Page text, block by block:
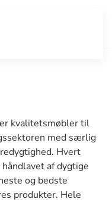
kvalitetsmøbler til
med særlig
Hvert
af dygtige
og bedste
produkter. Hele